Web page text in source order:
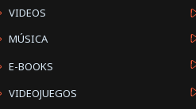
VIDEOS
MÚSICA
E-BOOKS
VIDEOJUEGOS